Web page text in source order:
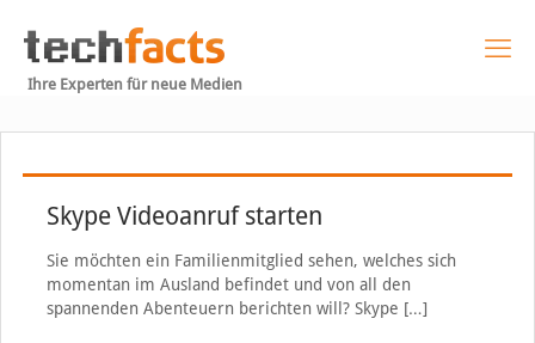
Ihre Experten für neue Medien
Skype Videoanruf starten
Sie möchten ein Familienmitglied sehen, welches sich
momentan im Ausland befindet und von all den
spannenden Abenteuern berichten will? Skype […]